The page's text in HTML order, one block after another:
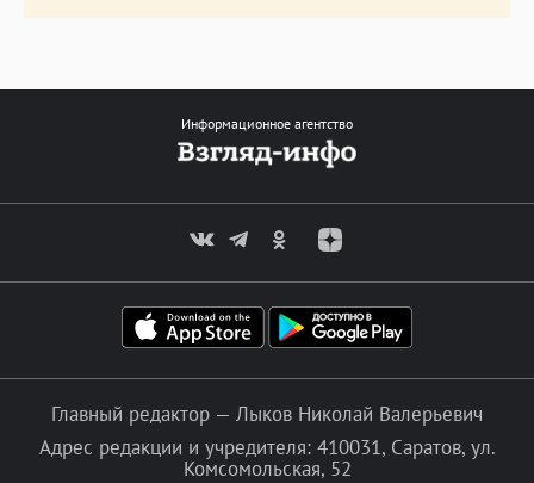
Информационное агентство
Главный редактор — Лыков Николай Валерьевич
Адрес редакции и учредителя: 410031, Саратов, ул.
Комсомольская, 52